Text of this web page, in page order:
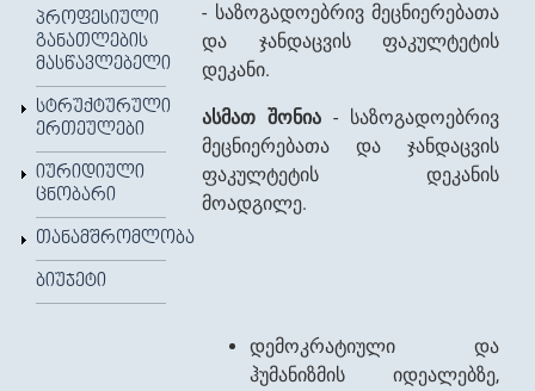
ᲞᲠᲝᲤᲔᲡᲘᲣᲚᲘ
ᲒᲐᲜᲐᲗᲚᲔᲑᲘᲡ
ᲛᲐᲡᲬᲐᲕᲚᲔᲑᲔᲚᲘ
ᲡᲢᲠᲣᲥᲢᲣᲠᲣᲚᲘ
ᲔᲠᲗᲔᲣᲚᲔᲑᲘ
ᲘᲣᲠᲘᲓᲘᲣᲚᲘ
ᲪᲜᲝᲑᲐᲠᲘ
ᲗᲐᲜᲐᲛᲨᲠᲝᲛᲚᲝᲑᲐ
ᲑᲘᲣᲯᲔᲢᲘ
- საზოგადოებრივ მეცნიერებათა
და ჯანდაცვის ფაკულტეტის
დეკანი.
ასმათ შონია - საზოგადოებრივ
მეცნიერებათა და ჯანდაცვის
ფაკულტეტის დეკანის
მოადგილე.
დემოკრატიული და
ჰუმანიზმის იდეალებზე,